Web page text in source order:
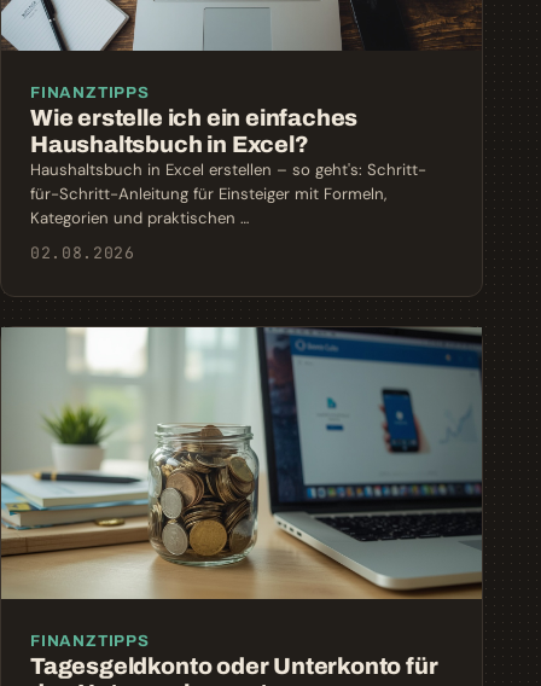
FINANZTIPPS
Wie erstelle ich ein einfaches
Haushaltsbuch in Excel?
Haushaltsbuch in Excel erstellen – so geht's: Schritt-
für-Schritt-Anleitung für Einsteiger mit Formeln,
Kategorien und praktischen …
02.08.2026
FINANZTIPPS
Tagesgeldkonto oder Unterkonto für